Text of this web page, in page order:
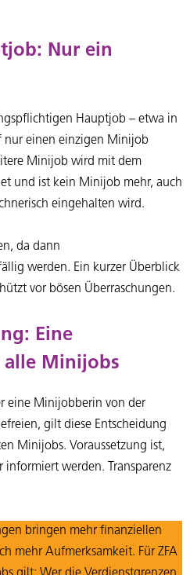
Nur ein
Hauptjob – etwa in
nur einen einzigen Minijob
Minijob wird mit dem
und ist kein Minijob mehr, auch
eingehalten wird.
da dann
werden. Ein kurzer Überblick
vor bösen Überraschungen.
Eine
alle Minijobs
eine Minijobberin von der
gilt diese Entscheidung
Minijobs. Voraussetzung ist,
informiert werden. Transparenz
bringen mehr finanziellen
mehr Aufmerksamkeit. Für ZFA